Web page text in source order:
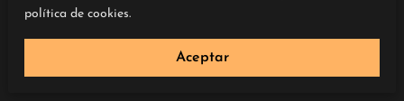
política de cookies.
Aceptar